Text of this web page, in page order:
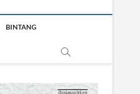
BINTANG